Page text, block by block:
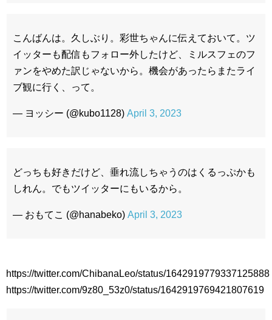
こんばんは。久しぶり。彩世ちゃんに伝えておいて。ツ
イッターも配信もフォロー外したけど、ミルスフェのフ
ァンをやめた訳じゃないから。機会があったらまたライ
ブ観に行く、って。
— ヨッシー (@kubo1128) April 3, 2023
どっちも好きだけど、垂れ流しちゃうのはくるっぷかも
しれん。でもツイッターにもいるから。
— おもてこ (@hanabeko) April 3, 2023
https://twitter.com/ChibanaLeo/status/1642919779337125888
https://twitter.com/9z80_53z0/status/1642919769421807619